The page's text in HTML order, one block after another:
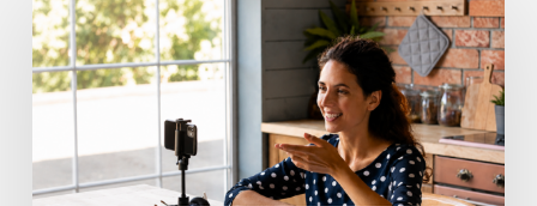
Community
Begins
Before